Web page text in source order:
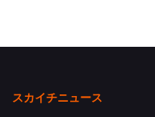
スカイチニュース